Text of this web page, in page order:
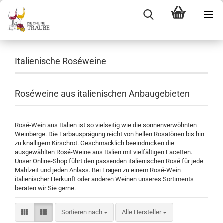
Italienische Roséweine
Roséweine aus italienischen Anbaugebieten
Rosé-Wein aus Italien ist so vielseitig wie die sonnenverwöhnten
Weinberge. Die Farbausprägung reicht von hellen Rosatönen bis hin
zu knalligem Kirschrot. Geschmacklich beeindrucken die
ausgewählten Rosé-Weine aus Italien mit vielfältigen Facetten.
Unser Online-Shop führt den passenden italienischen Rosé für jede
Mahlzeit und jeden Anlass. Bei Fragen zu einem Rosé-Wein
italienischer Herkunft oder anderen Weinen unseres Sortiments
beraten wir Sie gerne.
Sortieren nach
Sortieren nach Alle Hersteller